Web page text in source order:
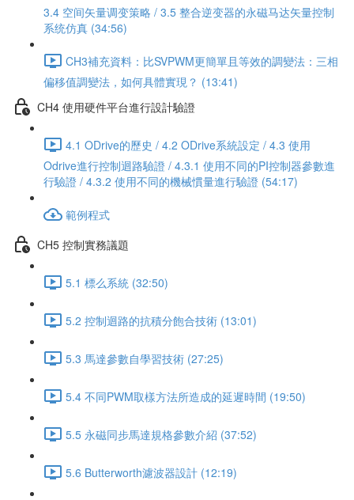
3.4 空间矢量调变策略 / 3.5 整合逆变器的永磁马达矢量控制
系统仿真 (34:56)
CH3補充資料：比SVPWM更簡單且等效的調變法：三相
偏移值調變法，如何具體實現？ (13:41)
CH4 使用硬件平台進行設計驗證
4.1 ODrive的歷史 / 4.2 ODrive系統設定 / 4.3 使用
Odrive進行控制迴路驗證 / 4.3.1 使用不同的PI控制器參數進
行驗證 / 4.3.2 使用不同的機械慣量進行驗證 (54:17)
範例程式
CH5 控制實務議題
5.1 標么系統 (32:50)
5.2 控制迴路的抗積分飽合技術 (13:01)
5.3 馬達參數自學習技術 (27:25)
5.4 不同PWM取樣方法所造成的延遲時間 (19:50)
5.5 永磁同步馬達規格參數介紹 (37:52)
5.6 Butterworth濾波器設計 (12:19)